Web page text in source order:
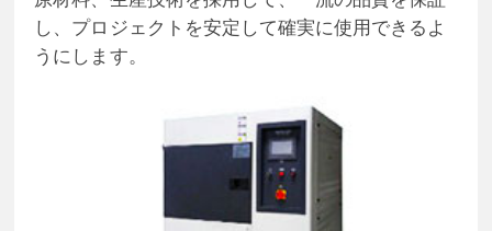
し、プロジェクトを安定して確実に使用できるよ
うにします。